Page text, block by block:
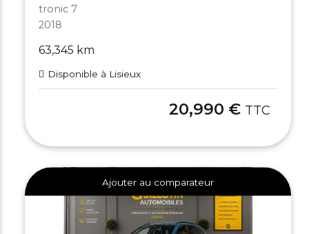
tronic 7
2018
63,345 km
Disponible à Lisieux
20,990 € TTC
Ajouter au comparateur